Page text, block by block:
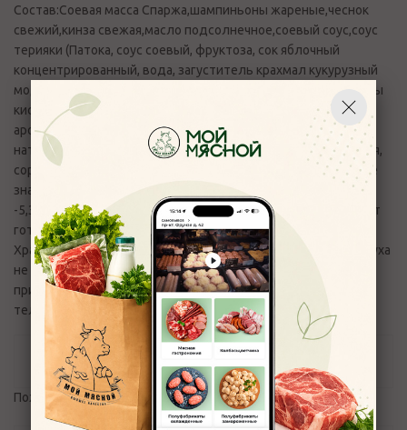
Состав:Соевая масса Спаржа,шампиньоны жареные,чеснок
свежий,кинза свежая,масло подсолнечное,соевый соус,соус
терияки (Патока, соус соевый, фруктоза, сок яблочный
концентрированный, вода, загуститель крахмал кукурузный
модифицированный, солод, имбирь, вино белое, регуляторы
кислотности - кислота уксусная, кислота молочная,
ароматизаторы в том числе натуральные, краситель
натуральный сахарный колер, консерванты - бензоат натрия,
сорбат калия).Пищевая и энергетическая ценность (средние
значения) 100 г: белки - 9,2; жиры - 10,3; углеводы
-5,3; 150,7 ккал/ 637,9 Кдж. Продукт
готов к употреблению.
Хранить при температуре от 0 до 4°С, при влажности воздуха
не более 75%. Вопросы и претензии по качеству продукции
принимаются по эл.адресу:control_moymyasnoy76@mail.ru
телефону +7(4852) 700-110
Отзывы
Пожалуйста,авторизуйтесь, чтобы оставить отзыв.